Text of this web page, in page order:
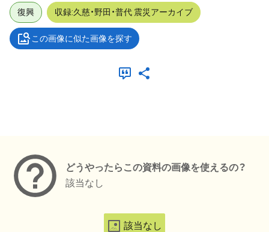
復興 収録:久慈・野田・普代 震災アーカイブ
この画像に似た画像を探す
どうやったらこの資料の画像を使えるの？
該当なし
該当なし